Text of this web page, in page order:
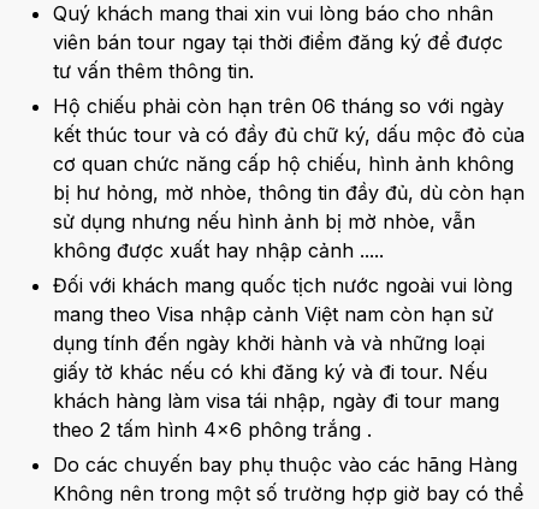
Quý khách mang thai xin vui lòng báo cho nhân
viên bán tour ngay tại thời điểm đăng ký để được
tư vấn thêm thông tin.
Hộ chiếu phải còn hạn trên 06 tháng so với ngày
kết thúc tour và có đầy đủ chữ ký, dấu mộc đỏ của
cơ quan chức năng cấp hộ chiếu, hình ảnh không
bị hư hỏng, mờ nhòe, thông tin đầy đủ, dù còn hạn
sử dụng nhưng nếu hình ảnh bị mờ nhòe, vẫn
không được xuất hay nhập cảnh .....
Đối với khách mang quốc tịch nước ngoài vui lòng
mang theo Visa nhập cảnh Việt nam còn hạn sử
dụng tính đến ngày khởi hành và và những loại
giấy tờ khác nếu có khi đăng ký và đi tour. Nếu
khách hàng làm visa tái nhập, ngày đi tour mang
theo 2 tấm hình 4x6 phông trắng .
Do các chuyến bay phụ thuộc vào các hãng Hàng
Không nên trong một số trường hợp giờ bay có thể